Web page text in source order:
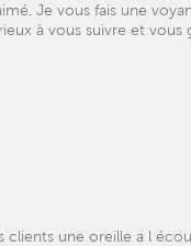
Je vous fais une
à vous suivre et vous
une oreille a l